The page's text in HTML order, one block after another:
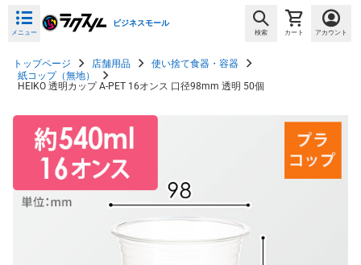
メニュー
ビジネスモール
検索 カート アカウント
トップページ 店舗用品
使い捨て食器・容器
紙コップ（無地）
HEIKO 透明カップ A-PET 16オンス 口径98mm 透明 50個